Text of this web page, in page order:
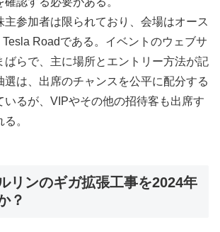
主参加者は限られており、会場はオース
Roadである。イベントのウェブサ
ばらで、主に場所とエントリー方法が記
選は、出席のチャンスを公平に配分する
いるが、VIPやその他の招待客も出席す
。
リンのギガ拡張工事を2024年
？